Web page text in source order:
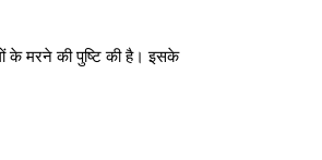
के मरने की पुष्टि की है। इसके